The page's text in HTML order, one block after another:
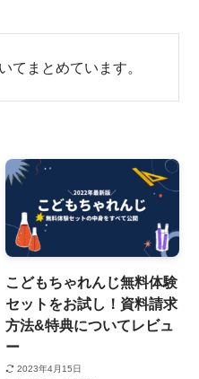
てまとめています。
こどもちゃれんじ無料体験
セットをお試し！資料請求
方法&特典についてレビュ
ー
2023年4月15日